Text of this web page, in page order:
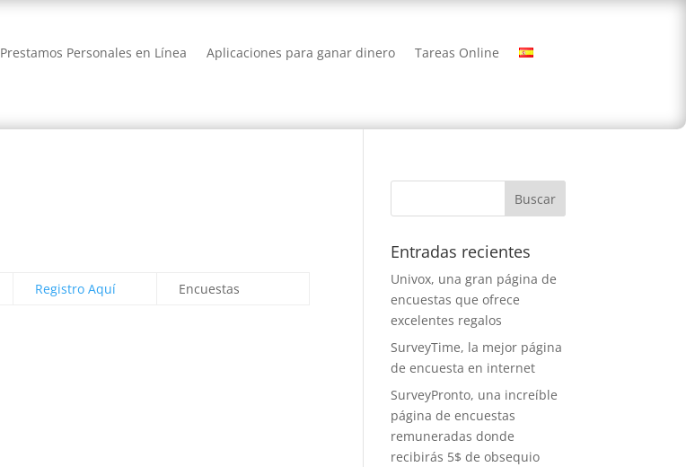
Prestamos Personales en Línea Aplicaciones para ganar dinero Tareas Online
Registro Aquí Encuestas
Entradas recientes
Univox, una gran página de
encuestas que ofrece
excelentes regalos
SurveyTime, la mejor página
de encuesta en internet
SurveyPronto, una increíble
página de encuestas
remuneradas donde
recibirás 5$ de obsequio